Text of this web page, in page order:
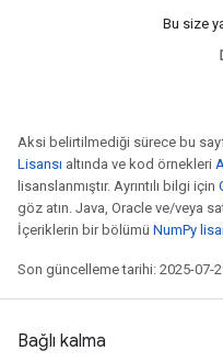
Bu size
Aksi belirtilmediği sürece bu
Lisansı altında ve kod örnekleri
lisanslanmıştır. Ayrıntılı bilgi için
göz atın. Java, Oracle ve/veya
İçeriklerin bir bölümü NumPy
Son güncelleme tarihi: 2025-07-
Bağlı kalma